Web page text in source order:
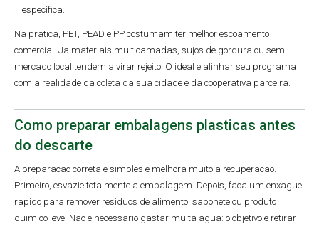
especifica.
Na pratica, PET, PEAD e PP costumam ter melhor escoamento
comercial. Ja materiais multicamadas, sujos de gordura ou sem
mercado local tendem a virar rejeito. O ideal e alinhar seu programa
com a realidade da coleta da sua cidade e da cooperativa parceira.
Como preparar embalagens plasticas antes
do descarte
A preparacao correta e simples e melhora muito a recuperacao.
Primeiro, esvazie totalmente a embalagem. Depois, faca um enxague
rapido para remover residuos de alimento, sabonete ou produto
quimico leve. Nao e necessario gastar muita agua: o objetivo e retirar